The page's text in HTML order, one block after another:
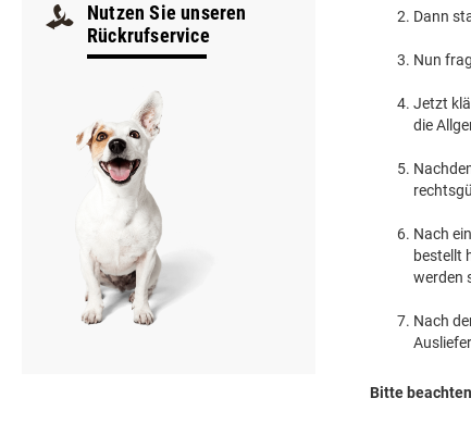
Dann
Nun
Jetzt
die
Nach
bestellt
werden
Nach
Bitte
Nutzen Sie unseren
Rückrufservice